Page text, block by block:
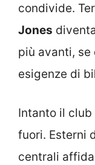
condivide.
Jones
più avanti,
esigenze di
Intanto il club
fuori. Esterni
centrali